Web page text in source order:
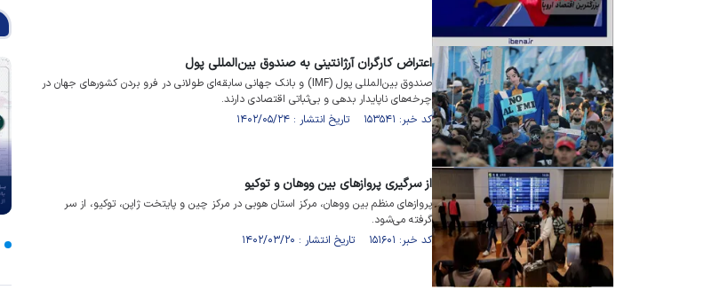
اعتراض کارگران آرژانتینی به صندوق بین‌المللی پول
صندوق بین‌المللی پول (IMF) و بانک جهانی سابقه‌ای طولانی در فرو بردن کشور‌های جهان‌ در
چرخه‌های ناپایدار بدهی و بی‌ثباتی اقتصادی دارند.
کد خبر: ۱۵۳۵۴۱ تاریخ انتشار : ۱۴۰۲/۰۵/۲۴
از سرگیری پروازهای بین ووهان و توکیو
پرواز‌های منظم بین ووهان، مرکز استان هوبی در مرکز چین و پایتخت ژاپن، توکیو، از سر
گرفته می‌شود.
کد خبر: ۱۵۱۶۰۱ تاریخ انتشار : ۱۴۰۲/۰۳/۲۰